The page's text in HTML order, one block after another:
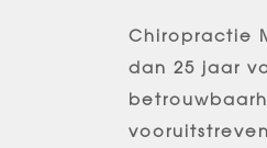
Chiropractie
dan 25 jaar